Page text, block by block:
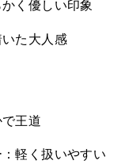
く優しい印象
た大人感
王道
軽く扱いやすい